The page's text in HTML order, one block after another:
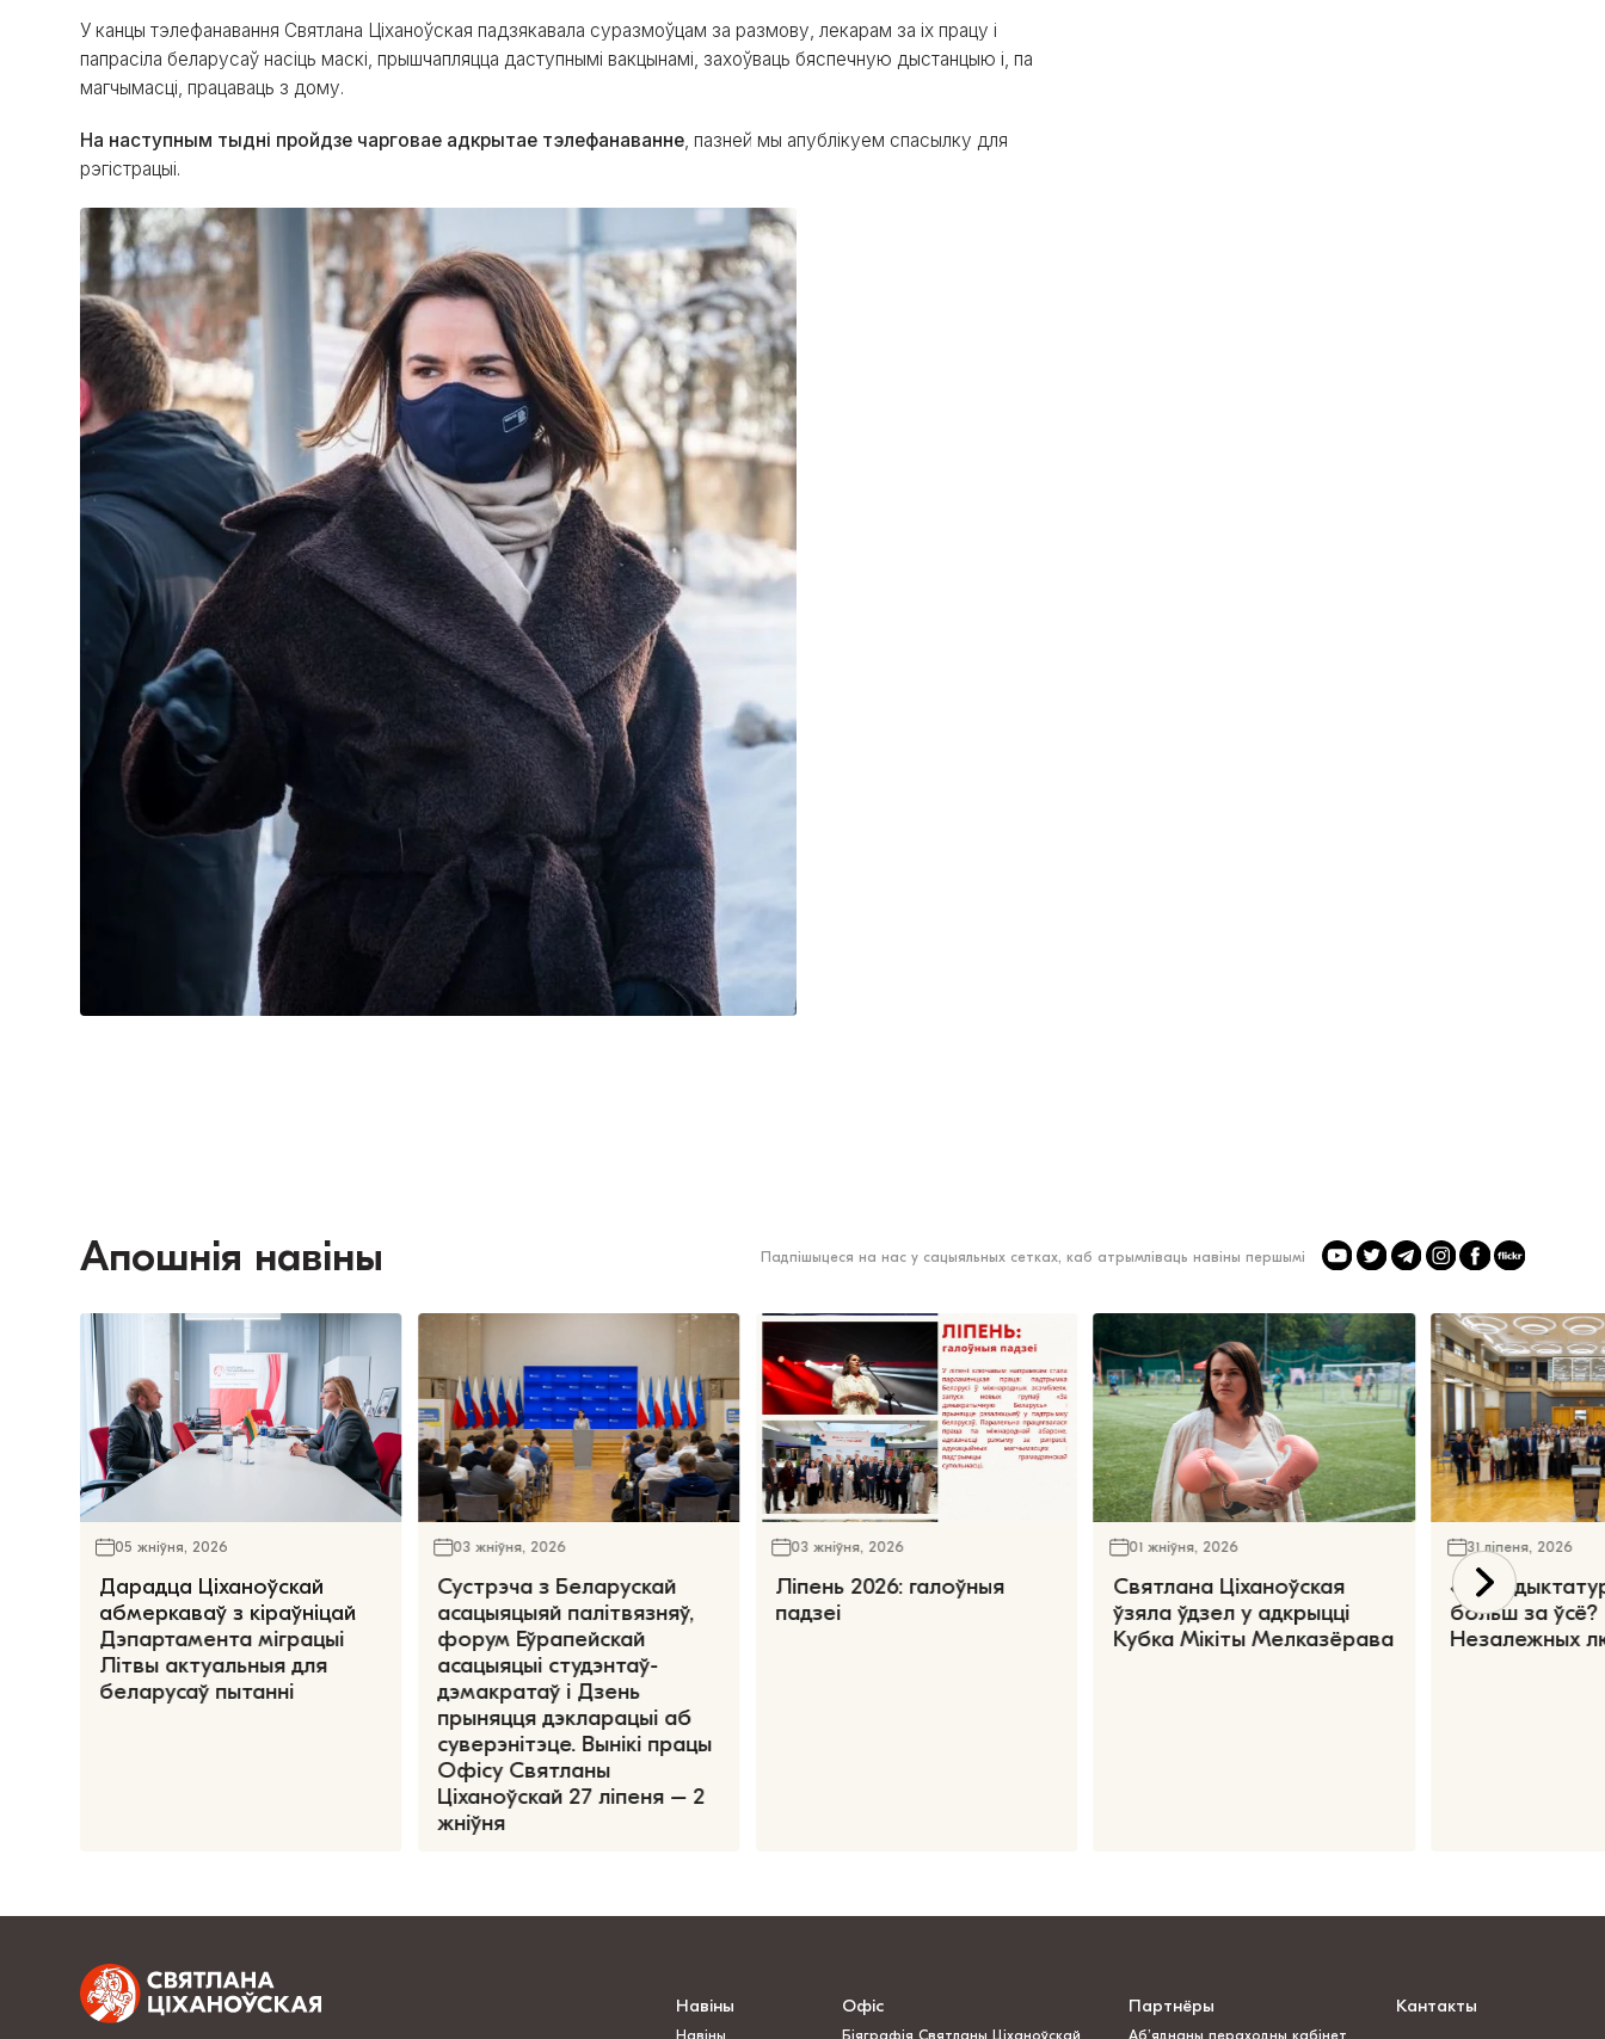
У канцы тэлефанавання Святлана Ціханоўская падзякавала суразмоўцам за размову, лекарам за іх працу і
папрасіла беларусаў насіць маскі, прышчапляцца даступнымі вакцынамі, захоўваць бяспечную дыстанцыю і, па
магчымасці, працаваць з дому.
На наступным тыдні пройдзе чарговае адкрытае тэлефанаванне, пазней мы апублікуем спасылку для
рэгістрацыі.
Апошнія навіны Падпішыцеся на нас у сацыяльных сетках, каб атрымліваць навіны першымі
05 жніўня, 2026
Дарадца Ціханоўскай
абмеркаваў з кіраўніцай
Дэпартамента міграцыі
Літвы актуальныя для
беларусаў пытанні
03 жніўня, 2026
Сустрэча з Беларускай
асацыяцыяй палітвязняў,
форум Еўрапейскай
асацыяцыі студэнтаў-
дэмакратаў і Дзень
прыняцця дэкларацыі аб
суверэнітэце. Вынікі працы
Офісу Святланы
Ціханоўскай 27 ліпеня – 2
жніўня
03 жніўня, 2026
Ліпень 2026: галоўныя
падзеі
01 жніўня, 2026
Святлана Ціханоўская
ўзяла ўдзел у адкрыцці
Кубка Мікіты Мелказёрава
31 ліпеня, 2026
«Чаго
больш за ўсё?
Незалежных
Навіны Офіс Партнёры Кантакты